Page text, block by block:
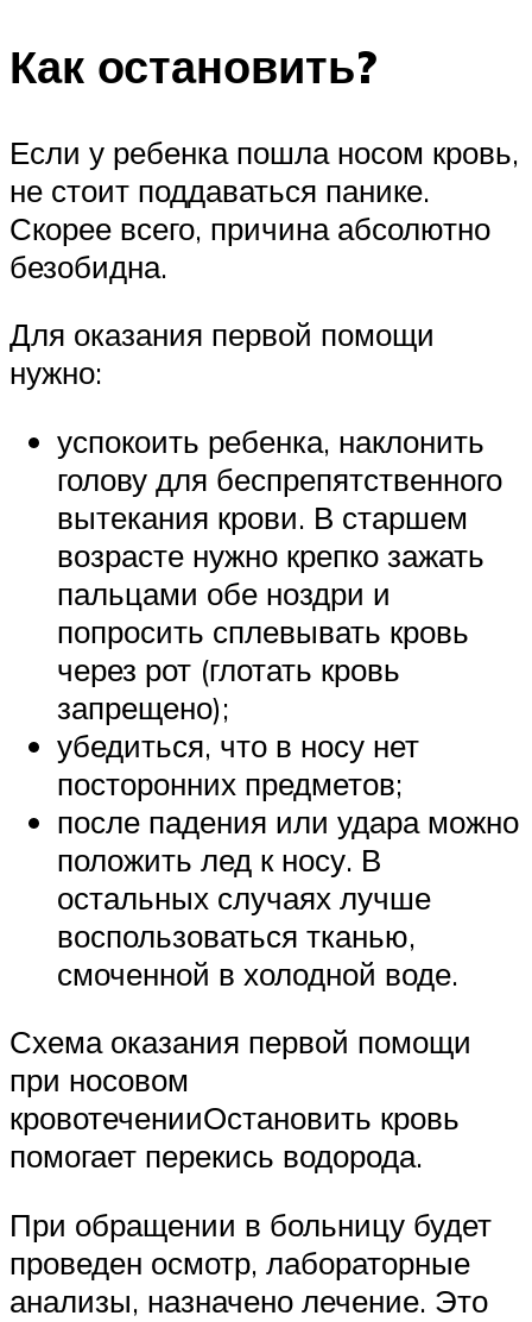
Как остановить?
Если у ребенка пошла носом кровь,
не стоит поддаваться панике.
Скорее всего, причина абсолютно
безобидна.
Для оказания первой помощи
нужно:
успокоить ребенка, наклонить
голову для беспрепятственного
вытекания крови. В старшем
возрасте нужно крепко зажать
пальцами обе ноздри и
попросить сплевывать кровь
через рот (глотать кровь
запрещено);
убедиться, что в носу нет
посторонних предметов;
после падения или удара можно
положить лед к носу. В
остальных случаях лучше
воспользоваться тканью,
смоченной в холодной воде.
Схема оказания первой помощи
при носовом
кровотеченииОстановить кровь
помогает перекись водорода.
При обращении в больницу будет
проведен осмотр, лабораторные
анализы, назначено лечение. Это